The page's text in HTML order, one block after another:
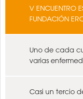
V ENCUENTRO
FUNDACIÓN
Uno de cada
varias
Casi un tercio